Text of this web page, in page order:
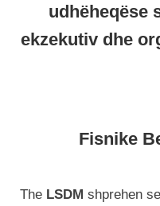
udhëheqëse
ekzekutiv dhe
Fisnike
The LSDM shprehen